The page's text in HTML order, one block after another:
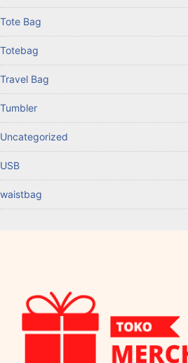
Tote Bag
Totebag
Travel Bag
Tumbler
Uncategorized
USB
waistbag